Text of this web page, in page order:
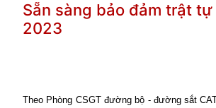
Sẵn sàng bảo đảm trật
2023
Theo Phòng CSGT đường bộ - đường sắt